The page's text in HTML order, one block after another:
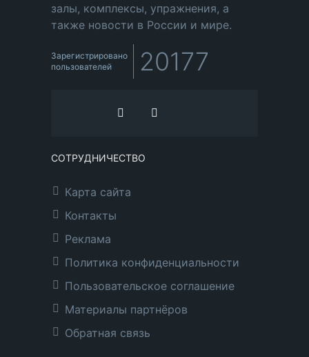
залы, комплексы, упражнения, а
также новости в России и мире.
Зарегистрировано
пользователей
20177
СОТРУДНИЧЕСТВО
Карта сайта
Контакты
Реклама
Политика конфиденциальности
Пользовательское соглашение
Материалы партнёров
Обратная связь